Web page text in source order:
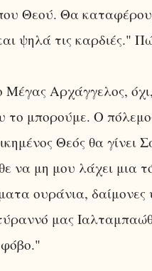
Θεού. Θα
ψηλά τις καρδιές."
Μέγας Αρχάγγελος,
μπορούμε. Ο
Θεός θα γίνει
να μη μου λάχει μια
ουράνια, δαίμονες
μας